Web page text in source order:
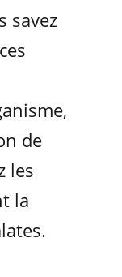
savez
de
les
la